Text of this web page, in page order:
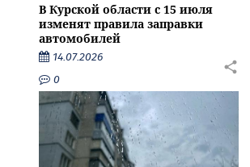
В Курской области с 15 июля
изменят правила заправки
автомобилей
14.07.2026
0